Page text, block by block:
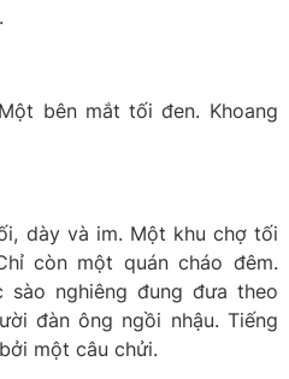
bên mắt tối đen. Khoang
dày và im. Một khu chợ tối
còn một quán cháo đêm.
nghiêng đung đưa theo
đàn ông ngồi nhậu. Tiếng
một câu chửi.